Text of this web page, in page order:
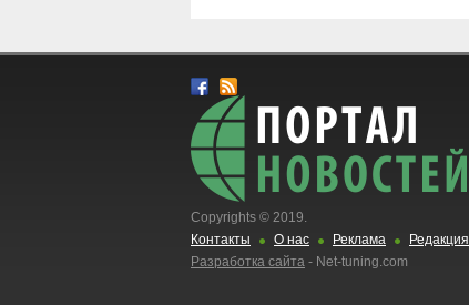
Copyrights © 2019.
Контакты
О нас Реклама
Редакция
Разработка сайта - Net-tuning.com